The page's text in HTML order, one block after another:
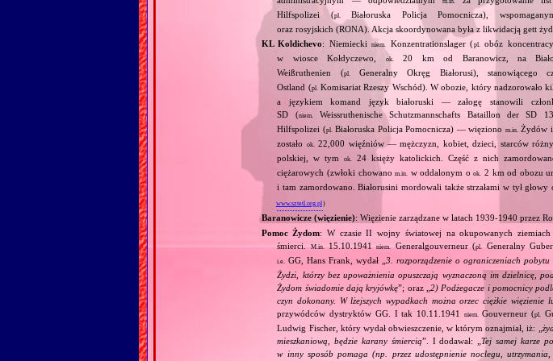
Hilfspolizei (pl.
Białoruska Policja Pomocnicza),
oraz rosyjskich (RONA). Akcja skoordynowana była z likwidacją gett
KL Koldichevo: Niemieckiniem. Konzentrationslager (pl.
obóz
w wiosce Kołdyczewo,
ok. 20 km od Baranowicz, na
Weißruthenien (pl. Generalny Okręg Białorusi), stanowiącego
Ostland (pl. Komisariat Rzeszy Wschód). W obozie, który nadzorowało
a językiem komand język białoruski — załogę stanowili
SD (niem. Weissruthenische Schutzmannschafts Bataillon der SD
Hilfspolizei (pl. Białoruska Policja Pomocnicza) — więziono m.in. Żydów i
zostało
ok. 22,000 więźniów — mężczyzn, kobiet, dzieci, starców
polskiej, w tymok. 24 księży katolickich. Część z nich
ciężarowych (zwłoki chowanom.in. w oddalonym ook. 2 km od obozu
i tam zamordowano. Białorusini mordowali także strzałami w tył
www.sztetl.org.pl)
Baranowicze (więzienie): Więzienie zarządzane w latach 1939‐1940 przez
Pomoc Żydom: W czasie II wojny światowej na okupowanych
śmierci.M.in.15.10.1941niem.Generalgouverneur (pl.Generalny
i.e. GG, Hans Frank, wydał „3. rozporządzenie o ograniczeniach
Żydzi, którzy bez upoważnienia opuszczają wyznaczoną im dzielnicę,
Żydom świadomie dają kryjówkę”; oraz „2) Podżegacze i pomocnicy
czyn dokonany. W lżejszych wypadkach można orzec ciężkie więzienie
przywódców dystryktów GG. I tak 10.11.1941
niem. Gouverneur (pl.
Ludwig Fischer, który wydał obwieszczenie, w którym oznajmiał, iż: „
mieszkaniową, będzie karany śmiercią”. I dodawał: „Tej samej karze
w inny sposób pomaga (np. przez udostępnienie noclegu,